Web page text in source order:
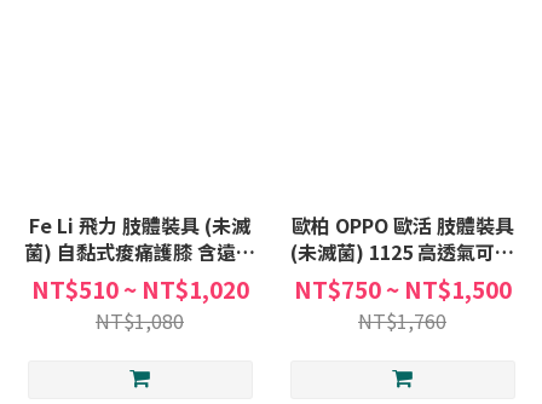
Fe Li 飛力 肢體裝具 (未滅
菌) 自黏式痠痛護膝 含遠紅
外線 護套 One size 自黏式
護膝 護具 男女適用
NT$510 ~ NT$1,020
NT$1,080
歐柏 OPPO 歐活 肢體裝具
(未滅菌) 1125 高透氣可調
式髕骨護膝 One size 膝部
護膝 膝蓋 護具
NT$750 ~ NT$1,500
NT$1,760